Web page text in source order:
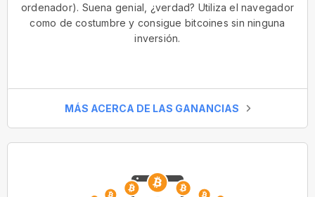
ordenador). Suena genial, ¿verdad? Utiliza el navegador
como de costumbre y consigue bitcoines sin ninguna
inversión.
MÁS ACERCA DE LAS GANANCIAS